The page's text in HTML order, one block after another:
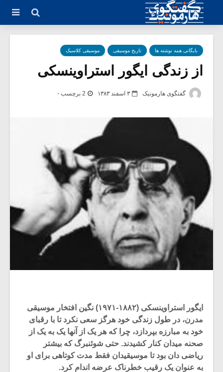
بایگانی همه نوشته ها تاریخ موسیقی موسیقی کلاسیک
از زندگی ایگور استراوینسکی
گفتگوی هارمونیک ۳ اسفند ۱۳۸۳ 2 برچسب -
ایگور استراوینسکی (۱۸۸۲-۱۹۷۱) نگین افتخار موسیقی
مدرن، در طول زندگی خود هرگز سعی نکرد تا با رقبای
خود به مبارزه بپردازد، چرا که هر یک از آنها یک به یک از
صحنه میدان کنار کشیدند. حتی شوئنبرگ که بیشتر
ریاضی دان بود تا موسیقیدان فقط مدت کوتاهی برای او
به عنوان یک رقیب خطرناک عرضه اندام کرد.